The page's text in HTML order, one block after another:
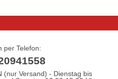
per Telefon:
(nur Versand) - Dienstag bis